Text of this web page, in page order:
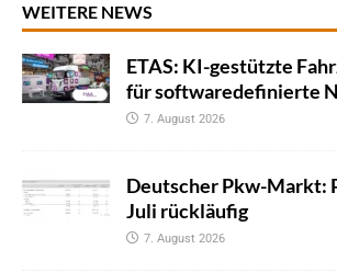
WEITERE NEWS
ETAS: KI-gestützte
für softwaredefinierte
7. August 2026
Deutscher Pkw-Markt:
Juli rückläufig
7. August 2026